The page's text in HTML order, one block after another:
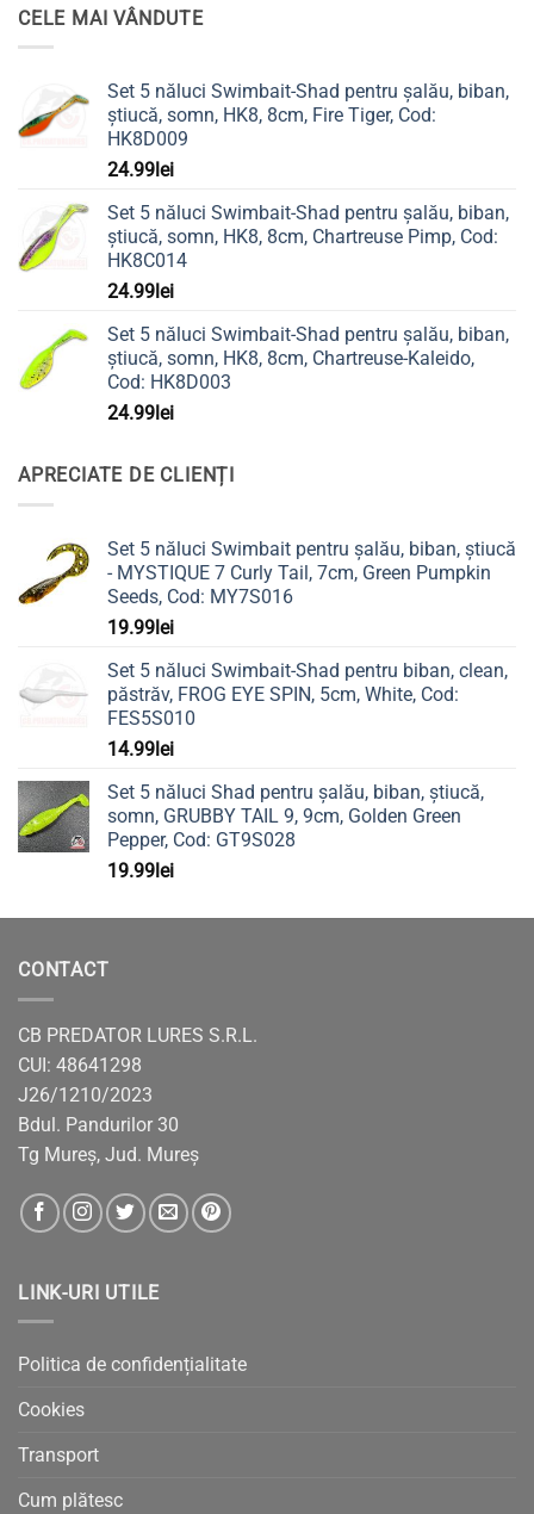
CELE MAI VÂNDUTE
Set 5 năluci Swimbait-Shad pentru șalău, biban,
știucă, somn, HK8, 8cm, Fire Tiger, Cod:
HK8D009
24.99 lei
Set 5 năluci Swimbait-Shad pentru șalău, biban,
știucă, somn, HK8, 8cm, Chartreuse Pimp, Cod:
HK8C014
24.99 lei
Set 5 năluci Swimbait-Shad pentru șalău, biban,
știucă, somn, HK8, 8cm, Chartreuse-Kaleido,
Cod: HK8D003
24.99 lei
APRECIATE DE CLIENȚI
Set 5 năluci Swimbait pentru șalău, biban, știucă
- MYSTIQUE 7 Curly Tail, 7cm, Green Pumpkin
Seeds, Cod: MY7S016
19.99lei
Set 5 năluci Swimbait-Shad pentru biban, clean,
păstrăv, FROG EYE SPIN, 5cm, White, Cod:
FES5S010
14.99lei
Set 5 năluci Shad pentru șalău, biban, știucă,
somn, GRUBBY TAIL 9, 9cm, Golden Green
Pepper, Cod: GT9S028
19.99lei
CONTACT
CB PREDATOR LURES S.R.L.
CUI: 48641298
J26/1210/2023
Bdul. Pandurilor 30
Tg Mureș, Jud. Mureș
LINK-URI UTILE
Politica de confidențialitate
Cookies
Transport
Cum plătesc